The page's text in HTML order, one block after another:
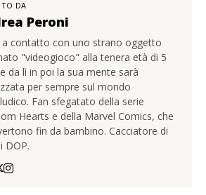
DA
Peroni
a contatto con uno strano oggetto
"videogioco" alla tenera età di 5
da lì in poi la sua mente sarà
per sempre sul mondo
Fan sfegatato della serie
Hearts e della Marvel Comics, che
fin da bambino. Cacciatore di
DOP.